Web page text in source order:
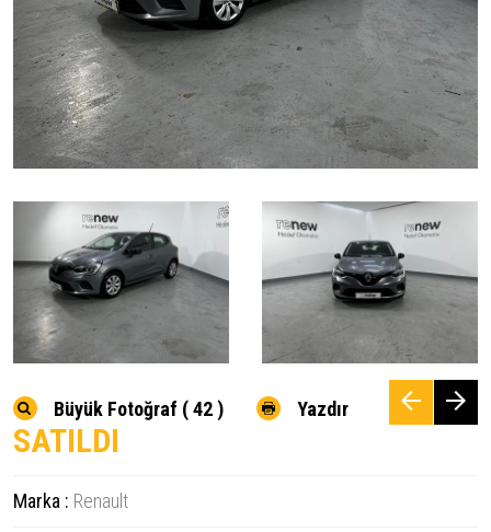
Büyük Fotoğraf ( 42 ) Yazdır
SATILDI
Marka : Renault